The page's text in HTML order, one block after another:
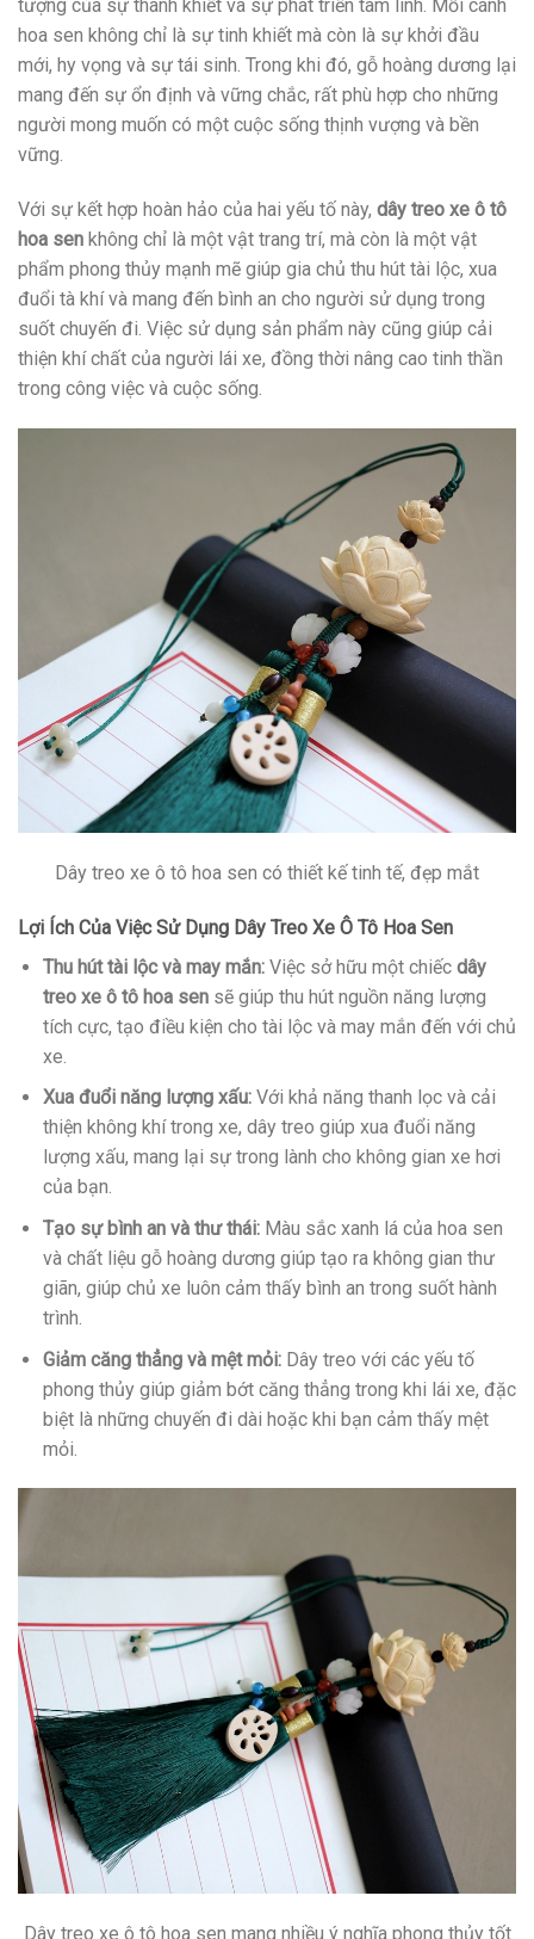
tượng của sự thanh khiết và sự phát triển tâm linh. Mỗi cánh
hoa sen không chỉ là sự tinh khiết mà còn là sự khởi đầu
mới, hy vọng và sự tái sinh. Trong khi đó, gỗ hoàng dương lại
mang đến sự ổn định và vững chắc, rất phù hợp cho những
người mong muốn có một cuộc sống thịnh vượng và bền
vững.
Với sự kết hợp hoàn hảo của hai yếu tố này, dây treo xe ô tô
hoa sen không chỉ là một vật trang trí, mà còn là một vật
phẩm phong thủy mạnh mẽ giúp gia chủ thu hút tài lộc, xua
đuổi tà khí và mang đến bình an cho người sử dụng trong
suốt chuyến đi. Việc sử dụng sản phẩm này cũng giúp cải
thiện khí chất của người lái xe, đồng thời nâng cao tinh thần
trong công việc và cuộc sống.
Dây treo xe ô tô hoa sen có thiết kế tinh tế, đẹp mắt
Lợi Ích Của Việc Sử Dụng Dây Treo Xe Ô Tô Hoa Sen
Thu hút tài lộc và may mắn:Việc sở hữu một chiếc dây
treo xe ô tô hoa sensẽ giúp thu hút nguồn năng lượng
tích cực, tạo điều kiện cho tài lộc và may mắn đến với chủ
xe.
Xua đuổi năng lượng xấu:Với khả năng thanh lọc và cải
thiện không khí trong xe, dây treo giúp xua đuổi năng
lượng xấu, mang lại sự trong lành cho không gian xe hơi
của bạn.
Tạo sự bình an và thư thái:Màu sắc xanh lá của hoa sen
và chất liệu gỗ hoàng dương giúp tạo ra không gian thư
giãn, giúp chủ xe luôn cảm thấy bình an trong suốt hành
trình.
Giảm căng thẳng và mệt mỏi:Dây treo với các yếu tố
phong thủy giúp giảm bớt căng thẳng trong khi lái xe, đặc
biệt là những chuyến đi dài hoặc khi bạn cảm thấy mệt
mỏi.
Dây treo xe ô tô hoa sen mang nhiều ý nghĩa phong thủy tốt